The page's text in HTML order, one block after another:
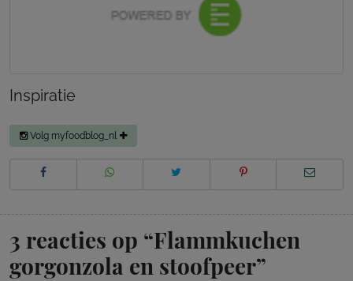
Inspiratie
Volg myfoodblog_nl
3 reacties op “Flammkuchen
gorgonzola en stoofpeer”